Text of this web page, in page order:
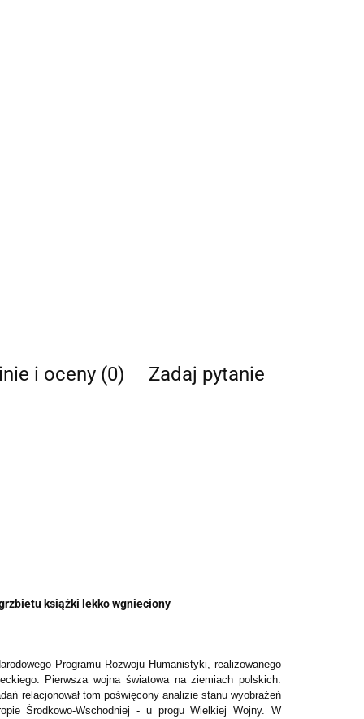
i oceny (0) Zadaj pytanie
książki lekko wgnieciony
Programu Rozwoju Humanistyki, realizowanego
Pierwsza wojna światowa na ziemiach polskich.
relacjonował tom poświęcony analizie stanu wyobrażeń
Środkowo-Wschodniej - u progu Wielkiej Wojny. W